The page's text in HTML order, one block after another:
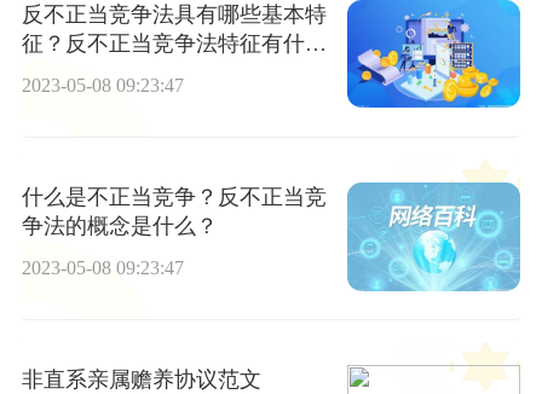
反不正当竞争法具有哪些基本特
征？反不正当竞争法特征有什么
2023-05-08 09:23:47
什么是不正当竞争？反不正当竞
争法的概念是什么？
2023-05-08 09:23:47
非直系亲属赡养协议范文